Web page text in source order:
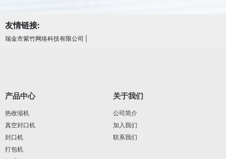
友情链接:
瑞金市紫竹网络科技有限公司
产品中心
热收缩机
真空封口机
封口机
打包机
关于我们
公司简介
加入我们
联系我们